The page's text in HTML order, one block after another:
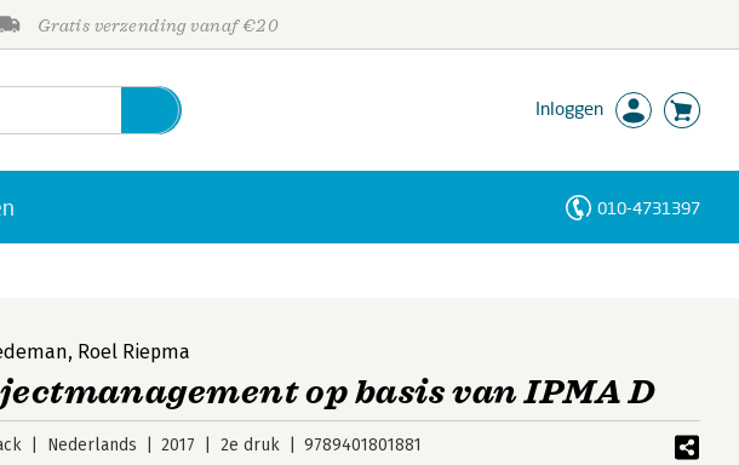
Gratis verzending vanaf €20
Inloggen
010-4731397
, Roel Riepma
op basis van IPMA D
Nederlands 2017 2e druk 9789401801881
Personen